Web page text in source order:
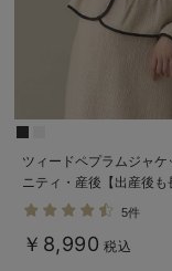
ツィードペプラムジャ
ニティ・産後【出産後も
る】
5件
￥8,990 税込